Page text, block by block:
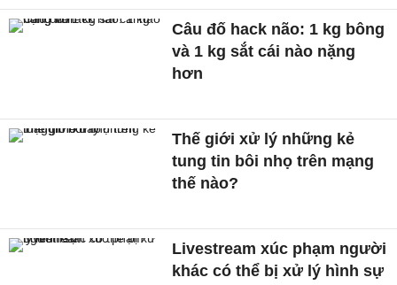
Câu đố hack não: 1 kg bông
và 1 kg sắt cái nào nặng
hơn
Thế giới xử lý những kẻ
tung tin bôi nhọ trên mạng
thế nào?
Livestream xúc phạm người
khác có thể bị xử lý hình sự